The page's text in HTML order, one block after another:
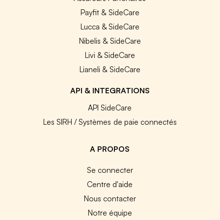
Payfit & SideCare
Lucca & SideCare
Nibelis & SideCare
Livi & SideCare
Lianeli & SideCare
API & INTEGRATIONS
API SideCare
Les SIRH / Systèmes de paie connectés
A PROPOS
Se connecter
Centre d'aide
Nous contacter
Notre équipe